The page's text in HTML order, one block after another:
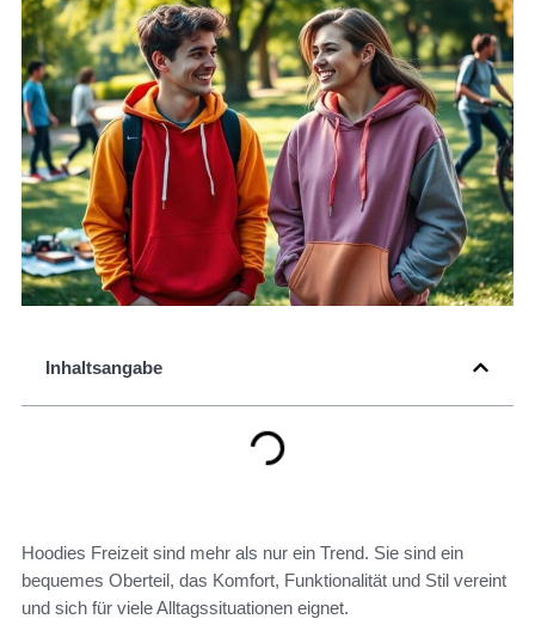
Inhaltsangabe
Hoodies Freizeit sind mehr als nur ein Trend. Sie sind ein
bequemes Oberteil, das Komfort, Funktionalität und Stil vereint
und sich für viele Alltagssituationen eignet.